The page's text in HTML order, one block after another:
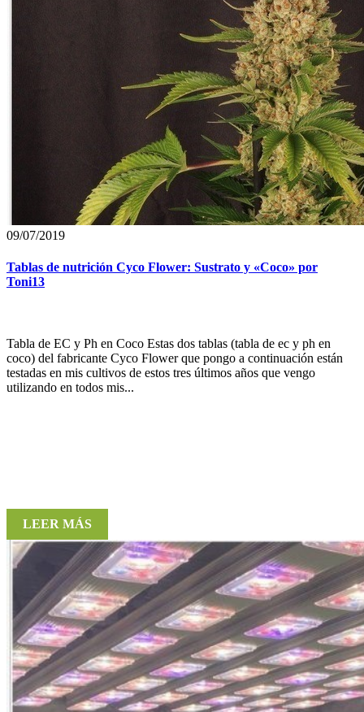
09/07/2019
Tablas de nutrición Cyco Flower: Sustrato y «Coco» por
Toni13
Tabla de EC y Ph en Coco Estas dos tablas (tabla de ec y ph en
coco) del fabricante Cyco Flower que pongo a continuación están
testadas en mis cultivos de estos tres últimos años que vengo
utilizando en todos mis...
LEER MÁS